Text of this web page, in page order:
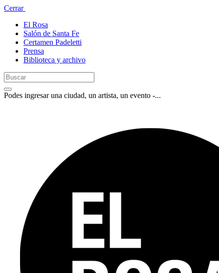
Cerrar
El Rosa
Salón de Santa Fe
Certamen Padeletti
Prensa
Biblioteca y archivo
Podes ingresar una ciudad, un artista, un evento -...